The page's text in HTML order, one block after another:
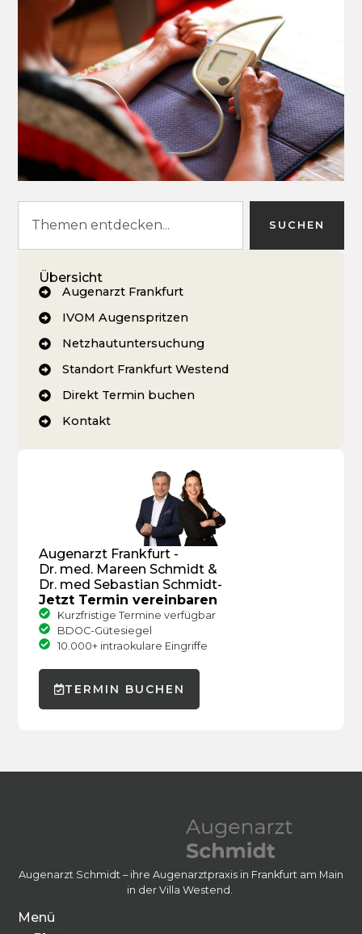
SUCHEN
Übersicht
Augenarzt Frankfurt
IVOM Augenspritzen
Netzhautuntersuchung
Standort Frankfurt Westend
Direkt Termin buchen
Kontakt
Augenarzt Frankfurt -
Dr. med. Mareen Schmidt &
Dr. med Sebastian Schmidt-
Jetzt Termin vereinbaren
Kurzfristige Termine verfügbar
BDOC-Gütesiegel
10.000+ intraokulare Eingriffe
TERMIN BUCHEN
Augenarzt Schmidt – ihre Augenarztpraxis in Frankfurt am Main
in der Villa Westend.
Menü